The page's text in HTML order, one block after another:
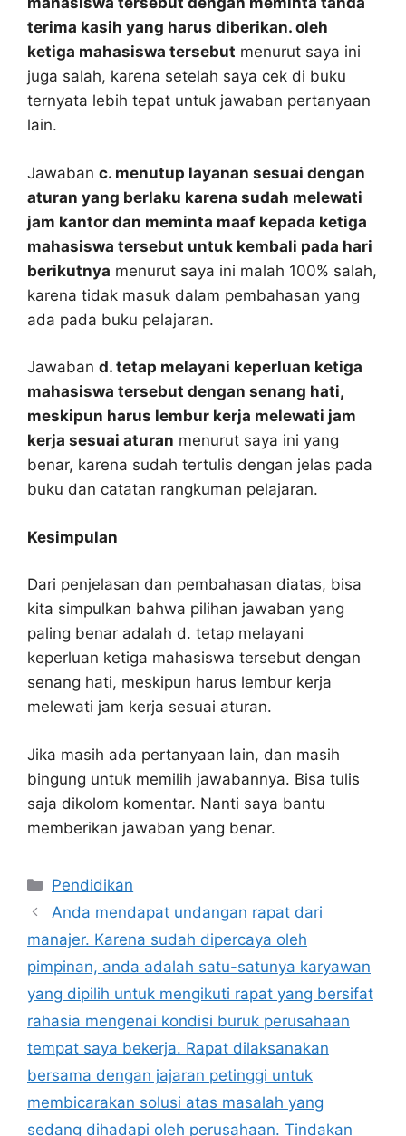
terima kasih yang harus diberikan. oleh
ketiga mahasiswa tersebut menurut saya ini
juga salah, karena setelah saya cek di buku
ternyata lebih tepat untuk jawaban pertanyaan
lain.
Jawaban c. menutup layanan sesuai dengan
aturan yang berlaku karena sudah melewati
jam kantor dan meminta maaf kepada ketiga
mahasiswa tersebut untuk kembali pada hari
berikutnya menurut saya ini malah 100% salah,
karena tidak masuk dalam pembahasan yang
ada pada buku pelajaran.
Jawaban d. tetap melayani keperluan ketiga
mahasiswa tersebut dengan senang hati,
meskipun harus lembur kerja melewati jam
kerja sesuai aturan menurut saya ini yang
benar, karena sudah tertulis dengan jelas pada
buku dan catatan rangkuman pelajaran.
Kesimpulan
Dari penjelasan dan pembahasan diatas, bisa
kita simpulkan bahwa pilihan jawaban yang
paling benar adalah d. tetap melayani
keperluan ketiga mahasiswa tersebut dengan
senang hati, meskipun harus lembur kerja
melewati jam kerja sesuai aturan.
Jika masih ada pertanyaan lain, dan masih
bingung untuk memilih jawabannya. Bisa tulis
saja dikolom komentar. Nanti saya bantu
memberikan jawaban yang benar.
Kategori
Pendidikan
Anda mendapat undangan rapat dari
manajer. Karena sudah dipercaya oleh
pimpinan, anda adalah satu-satunya karyawan
yang dipilih untuk mengikuti rapat yang bersifat
rahasia mengenai kondisi buruk perusahaan
tempat saya bekerja. Rapat dilaksanakan
bersama dengan jajaran petinggi untuk
membicarakan solusi atas masalah yang
sedang dihadapi oleh perusahaan. Tindakan